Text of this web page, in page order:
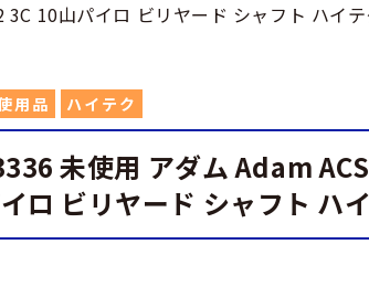
3C 10山パイロ ビリヤード シャフト ハイ
用品 ハイテク
未使用 アダム Adam
ロ ビリヤード シャフト ハ